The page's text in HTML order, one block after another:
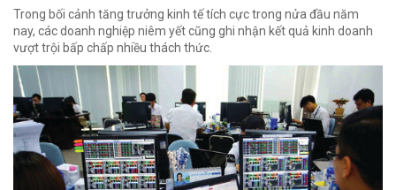
Trong bối cảnh tăng trưởng kinh tế tích cực trong nửa đầu năm
nay, các doanh nghiệp niêm yết cũng ghi nhận kết quả kinh doanh
vượt trội bấp chấp nhiều thách thức.